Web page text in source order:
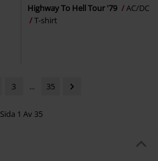
Highway To Hell Tour '79
AC/DC
T-shirt
3 ... 35
Sida 1 Av 35